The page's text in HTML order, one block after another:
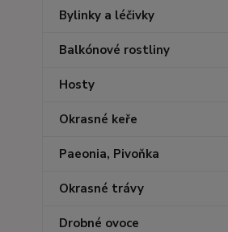
Bylinky a léčivky
Balkónové rostliny
Hosty
Okrasné keře
Paeonia, Pivoňka
Okrasné trávy
Drobné ovoce